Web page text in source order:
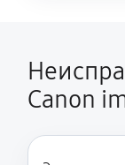
Canon